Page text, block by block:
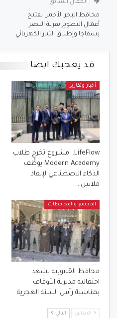
المقال السابق
محافظ البحر الأحمر: يفتتح
أعمال التطوير بقرية النصر
بسفاجا وإطلاق التيار الكهربائي
قد يعجبك ايضا
أخبار وتقارير
LifeFlow.. مشروع تخرج طلاب
Modern Academy يوظّف
الذكاء الاصطناعي لإنقاذ
ملايين…
المجتمع والمحافظات
محافظ القليوبية يشهد
احتفالية مديرية الأوقاف
بمناسبة رأس السنة الهجرية .
السابق التالي